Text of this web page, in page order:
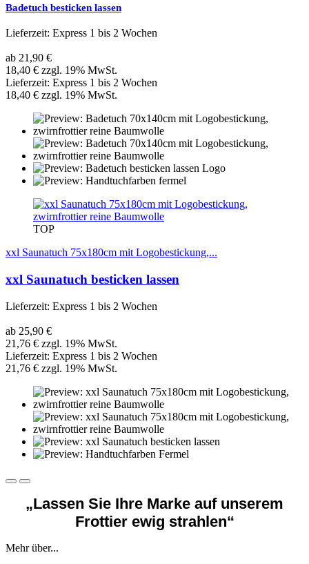
Badetuch besticken lassen
Lieferzeit: Express 1 bis 2 Wochen
ab 21,90 €
18,40 € zzgl. 19% MwSt.
Lieferzeit: Express 1 bis 2 Wochen
18,40 € zzgl. 19% MwSt.
TOP
xxl Saunatuch 75x180cm mit Logobestickung,...
xxl Saunatuch besticken lassen
Lieferzeit: Express 1 bis 2 Wochen
ab 25,90 €
21,76 € zzgl. 19% MwSt.
Lieferzeit: Express 1 bis 2 Wochen
21,76 € zzgl. 19% MwSt.
„Lassen Sie Ihre Marke auf unserem
Frottier ewig strahlen“
Mehr über...